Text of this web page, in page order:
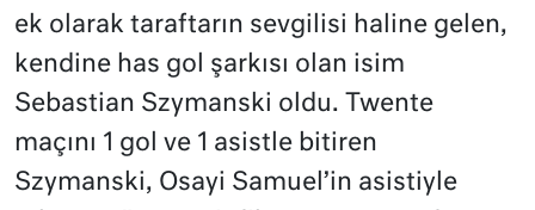
ek olarak taraftarın sevgilisi haline gelen,
kendine has gol şarkısı olan isim
Sebastian Szymanski oldu. Twente
maçını 1 gol ve 1 asistle bitiren
Szymanski, Osayi Samuel’in asistiyle